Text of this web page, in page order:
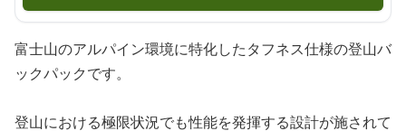
富士山のアルパイン環境に特化したタフネス仕様の登山バ
ックパックです。
登山における極限状況でも性能を発揮する設計が施されて